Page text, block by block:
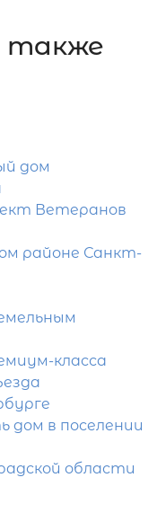
с выбором?
сроки
заявку
также
дом
Ветеранов
районе Санкт-
класса
дом в поселении
области